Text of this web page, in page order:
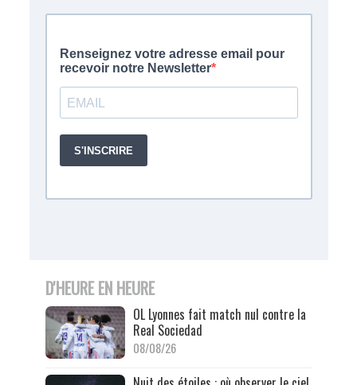
D'HEURE EN HEURE
OL Lyonnes fait match nul contre la
Real Sociedad
08/08/26